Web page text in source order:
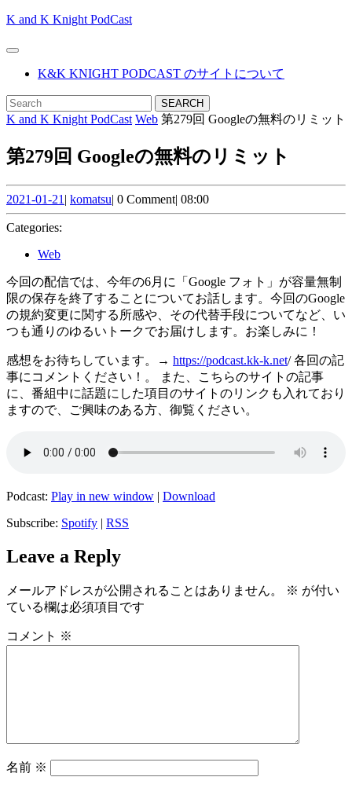
Skip
content
K and K Knight PodCast
Open
ButtonK&K KNIGHT PODCAST のサイトについて
CLOSE
BUTTON
Search
for:
K and K Knight PodCast Web 第279回 Googleの無料のリミット
第279回 Googleの無料のリミット
2021-01-21 2021-
01-
| komatsukomatsu
| 0 Comment| 08:00
Categories:
Web
今回の配信では、今年の6月に「Google フォト」が容量無制
限の保存を終了することについてお話します。今回のGoogle
の規約変更に関する所感や、その代替手段についてなど、い
つも通りのゆるいトークでお届けします。お楽しみに！
感想をお待ちしています。→ https://podcast.kk-k.net/ 各回の記
事にコメントください！。 また、こちらのサイトの記事
に、番組中に話題にした項目のサイトのリンクも入れており
ますので、ご興味のある方、御覧ください。
Podcast: Play in new window | Download
Subscribe: Spotify | RSS
Leave a Reply
メールアドレスが公開されることはありません。 ※ が付い
ている欄は必須項目です
コメント ※
名前 ※